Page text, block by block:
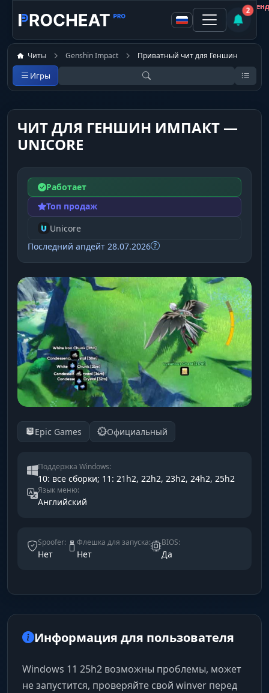
2
Читы Genshin Impact Приватный чит для Геншин
Игры
ЧИТ ДЛЯ ГЕНШИН ИМПАКТ —
UNICORE
Работает
Топ продаж
Unicore
Последний апдейт 28.07.2026
Epic Games Официальный
Поддержка Windows:
10: все сборки; 11: 21h2, 22h2, 23h2, 24h2, 25h2
Язык меню:
Английский
Spoofer:
Нет
Флешка для запуска:
Нет
BIOS:
Да
Информация для пользователя
Windows 11 25h2 возможны проблемы, может
не запустится, проверяйте свой winver перед
Не
Не
Не
Не
Не